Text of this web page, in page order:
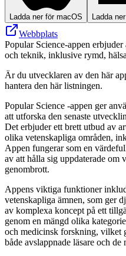
Ladda ner för macOS Ladda
Webbplats
Popular Science-appen
och teknik, inklusive rymd,
Är du utvecklaren av den här
hantera den här listningen.
Popular Science -appen ger
att utforska den senaste
Det erbjuder ett brett utbud av
olika vetenskapliga områden,
Appen fungerar som en
av att hålla sig uppdaterade om
genombrott.
Appens viktiga funktioner
vetenskapliga ämnen, som ger
av komplexa koncept på ett
genom en mängd olika
och medicinsk forskning, vilket
både avslappnade läsare och